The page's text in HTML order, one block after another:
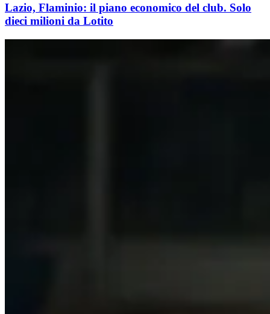
Lazio, Flaminio: il piano economico del club. Solo
dieci milioni da Lotito